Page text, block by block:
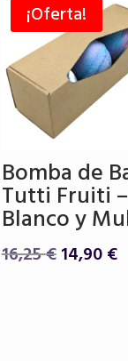
¡Oferta!
Bomba de
Tutti Fruiti –
Blanco y
16,25€El
14,90€El